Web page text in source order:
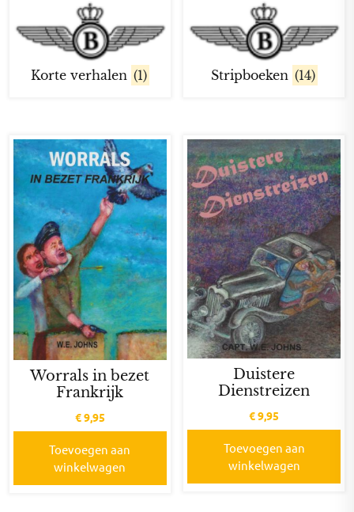
Korte verhalen (1) Stripboeken (14)
Worrals in bezet
Frankrijk
€9,95
Toevoegen aan
winkelwagen
Duistere
Dienstreizen
€9,95
Toevoegen aan
winkelwagen